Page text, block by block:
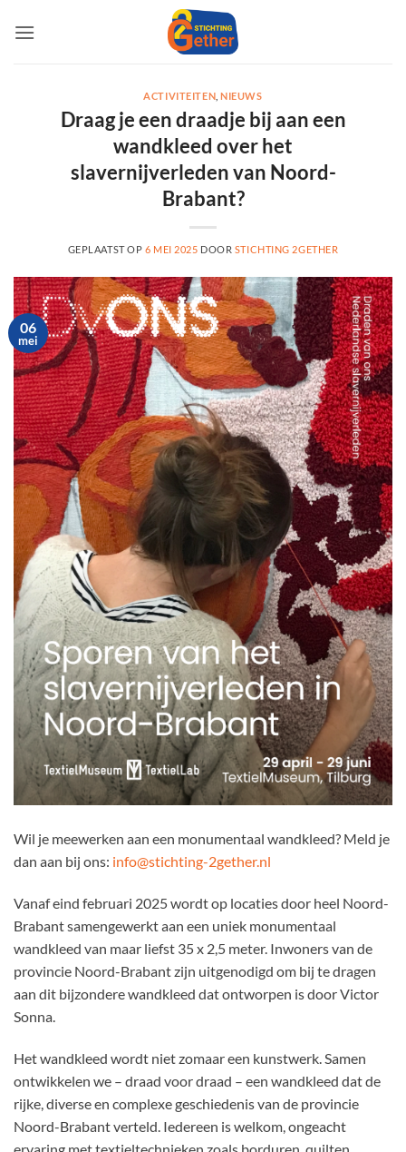
naar
ACTIVITEITEN ,NIEUWS
Draag je een draadje bij aan een
wandkleed over het
slavernijverleden van Noord-
Brabant?
GEPLAATST OP 6 MEI 2025 DOOR STICHTING 2GETHER
06
mei
Wil je meewerken aan een monumentaal wandkleed? Meld je
dan aan bij ons: info@stichting-2gether.nl
Vanaf eind februari 2025 wordt op locaties door heel Noord-
Brabant samengewerkt aan een uniek monumentaal
wandkleed van maar liefst 35 x 2,5 meter. Inwoners van de
provincie Noord-Brabant zijn uitgenodigd om bij te dragen
aan dit bijzondere wandkleed dat ontworpen is door Victor
Sonna.
Het wandkleed wordt niet zomaar een kunstwerk. Samen
ontwikkelen we – draad voor draad – een wandkleed dat de
rijke, diverse en complexe geschiedenis van de provincie
Noord-Brabant verteld. Iedereen is welkom, ongeacht